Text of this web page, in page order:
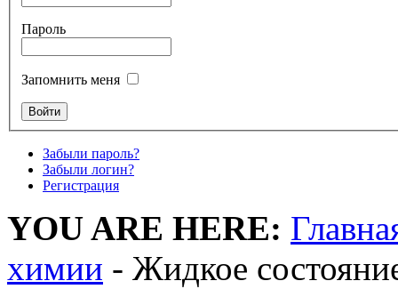
Пароль
Запомнить меня
Забыли пароль?
Забыли логин?
Регистрация
YOU ARE HERE:
химии - Жидкое